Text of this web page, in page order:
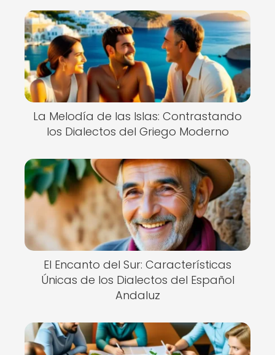
La Melodía de las Islas: Contrastando
los Dialectos del Griego Moderno
El Encanto del Sur: Características
Únicas de los Dialectos del Español
Andaluz